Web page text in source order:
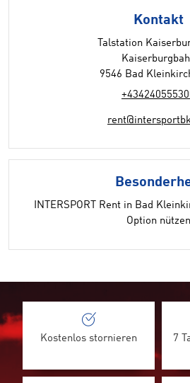
Kontakt
Talstation
9546 Bad
INTERSPORT Rent in Bad
Option nützen
Kostenlos stornieren
7